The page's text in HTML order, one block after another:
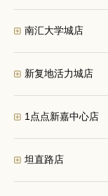
南汇大学城店
新复地活力城店
1点点新嘉中心店
坦直路店